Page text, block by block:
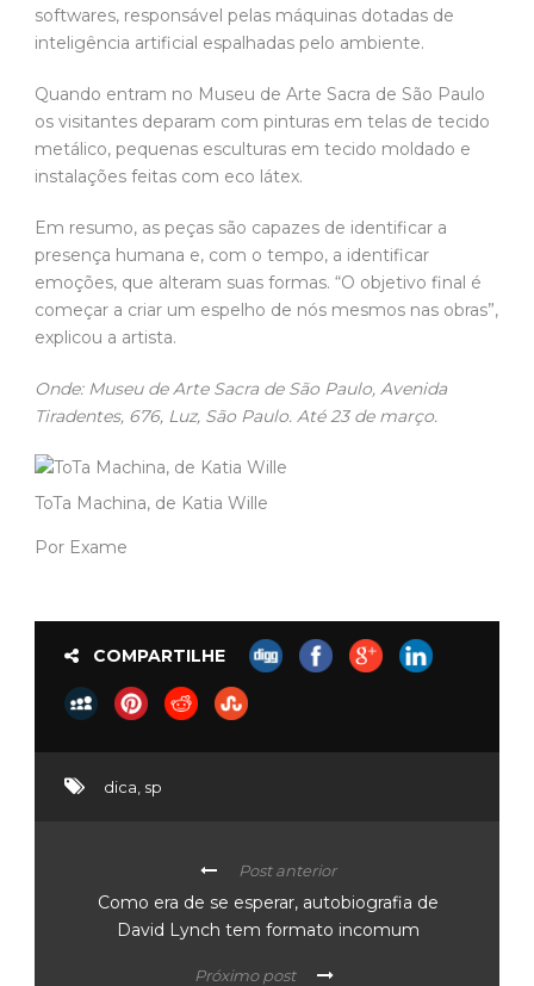
softwares, responsável pelas máquinas dotadas de
inteligência artificial espalhadas pelo ambiente.
Quando entram no Museu de Arte Sacra de São Paulo
os visitantes deparam com pinturas em telas de tecido
metálico, pequenas esculturas em tecido moldado e
instalações feitas com eco látex.
Em resumo, as peças são capazes de identificar a
presença humana e, com o tempo, a identificar
emoções, que alteram suas formas. “O objetivo final é
começar a criar um espelho de nós mesmos nas obras”,
explicou a artista.
Onde: Museu de Arte Sacra de São Paulo, Avenida
Tiradentes, 676, Luz, São Paulo. Até 23 de março.
ToTa Machina, de Katia Wille
Por Exame
COMPARTILHE
dica sp
Post anterior
Como era de se esperar, autobiografia de
David Lynch tem formato incomum
Próximo post